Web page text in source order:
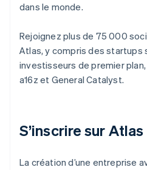
dans le monde.
Rejoignez plus de 75 000
Atlas, y compris des startups
investisseurs de premier
a16z et General Catalyst.
S’inscrire sur Atlas
La création d’une entreprise